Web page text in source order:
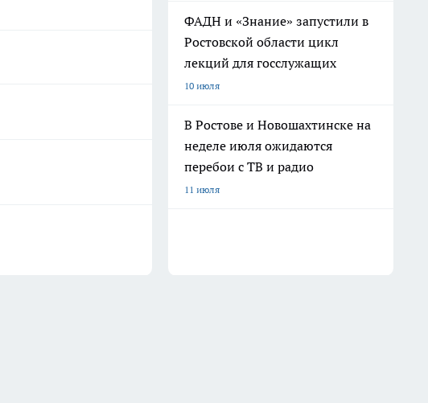
ФАДН и «Знание» запустили в
Ростовской области цикл
лекций для госслужащих
10 июля
В Ростове и Новошахтинске на
неделе июля ожидаются
перебои с ТВ и радио
11 июля